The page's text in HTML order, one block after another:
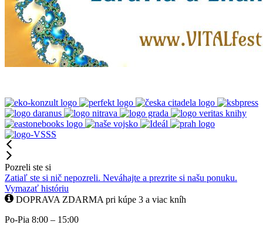
Pozreli ste si
Zatiaľ ste si nič nepozreli. Neváhajte a prezrite si našu ponuku.
Vymazať históriu
DOPRAVA ZDARMA pri kúpe 3 a viac kníh
Po-Pia 8:00 – 15:00